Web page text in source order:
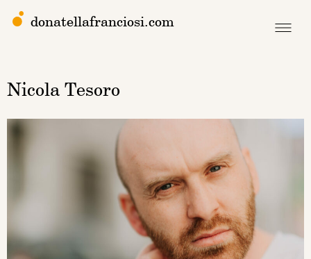
donatellafranciosi.com
Nicola Tesoro